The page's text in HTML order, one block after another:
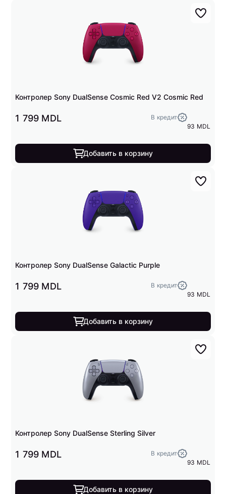
Контролер Sony DualSense Cosmic Red V2 Cosmic Red
1 799 MDL
В кредит
93 MDL
Добавить в корзину
Контролер Sony DualSense Galactic Purple
1 799 MDL
В кредит
93 MDL
Добавить в корзину
Контролер Sony DualSense Sterling Silver
1 799 MDL
В кредит
93 MDL
Добавить в корзину